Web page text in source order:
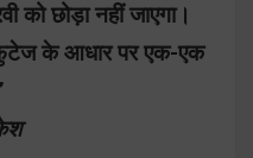
को छोड़ा नहीं जाएगा।
फुटेज के आधार पर एक-एक